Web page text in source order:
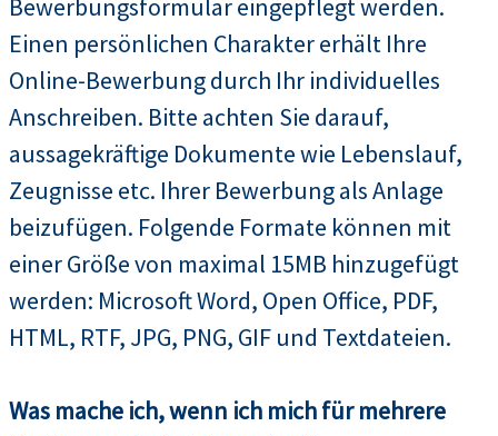
Bewerbungsformular eingepflegt werden.
Einen persönlichen Charakter erhält Ihre
Online-Bewerbung durch Ihr individuelles
Anschreiben. Bitte achten Sie darauf,
aussagekräftige Dokumente wie Lebenslauf,
Zeugnisse etc. Ihrer Bewerbung als Anlage
beizufügen. Folgende Formate können mit
einer Größe von maximal 15MB hinzugefügt
werden: Microsoft Word, Open Office, PDF,
HTML, RTF, JPG, PNG, GIF und Textdateien.
Was mache ich, wenn ich mich für mehrere